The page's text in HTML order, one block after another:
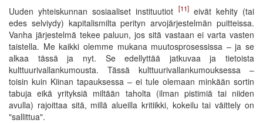
Uuden yhteiskunnan sosiaaliset instituutiot [11]eivät kehity (tai
edes selviydy) kapitalismilta perityn arvojärjestelmän puitteissa.
Vanha järjestelmä tekee paluun, jos sitä vastaan ei varta vasten
taistella. Me kaikki olemme mukana muutosprosessissa – ja se
alkaa tässä ja nyt. Se edellyttää jatkuvaa ja tietoista
kulttuurivallankumousta. Tässä kulttuurivallankumouksessa –
toisin kuin Kiinan tapauksessa – ei tule olemaan minkään sortin
tabuja eikä yrityksiä miltään taholta (ilman pistimiä tai niiden
avulla) rajoittaa sitä, millä alueilla kritiikki, kokeilu tai väittely on
"sallittua".